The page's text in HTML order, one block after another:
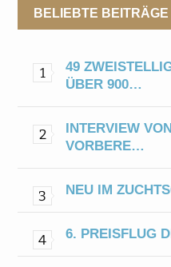
BELIEBTE BEITRÄGE
49
ÜBER 900…
INTERVIEW
VORBERE…
NEU IM
6. PREISFLUG